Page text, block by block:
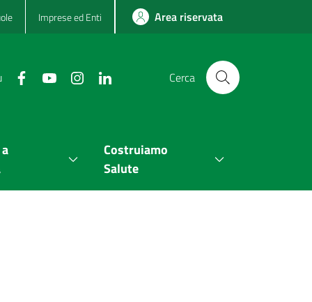
Imprese ed Enti Area riservata
Cerca
Costruiamo
Salute